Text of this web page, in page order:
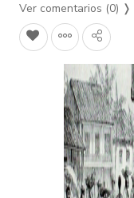
Ver comentarios (0) ❭